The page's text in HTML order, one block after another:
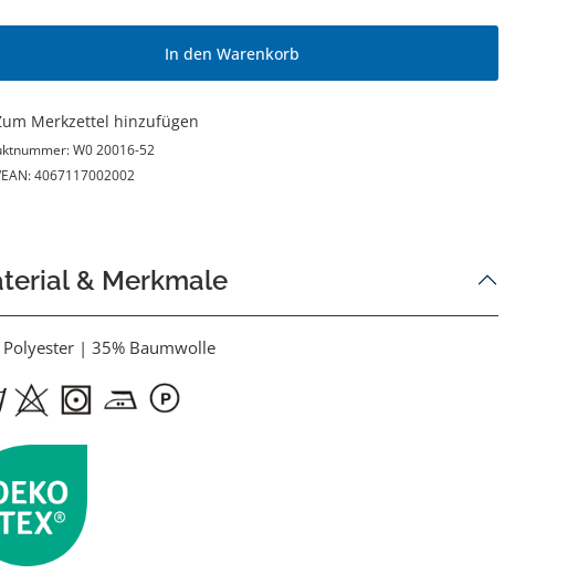
In den Warenkorb
Merkzettel hinzufügen
W0 20016-52
4067117002002
& Merkmale
Polyester | 35% Baumwolle